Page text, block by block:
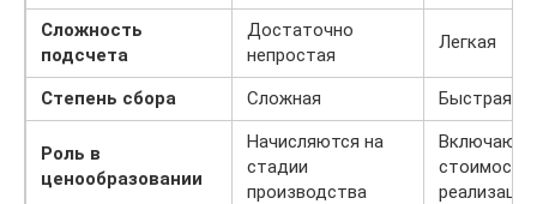
Сложность
подсчета
Достаточно
непростая
Легкая
Степень сбора Сложная Быстрая
Роль в
ценообразовании
Начисляются на
стадии
производства
стоимость
реализации